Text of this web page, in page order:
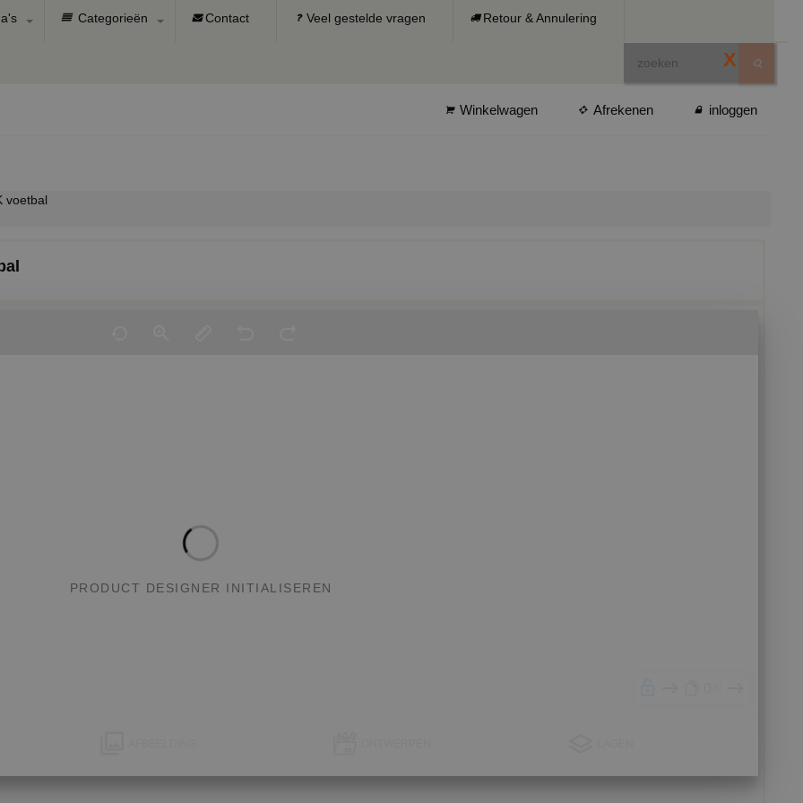
Categorieën Contact Veel gestelde vragen Retour & Annulering
X
Winkelwagen Afrekenen inloggen
voetbal
PRODUCT DESIGNER INITIALISEREN